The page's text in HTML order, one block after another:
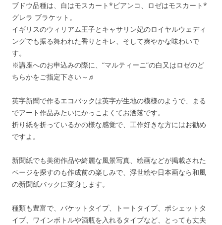
ブドウ品種は、白はモスカート*ビアンコ、ロゼはモスカート*
グレラ ブラケット。
イギリスのウィリアム王子とキャサリン妃のロイヤルウェディ
ングでも振る舞われた香りとキレ、そして爽やかな味わいで
す。
※講座へのお申込みの際に、“マルティーニ”の白又はロゼのど
ちらかをご指定下さい～♬
英字新聞で作るエコバックは英字が生地の模様のようで、まる
でアート作品みたいにかっこよくてお洒落です。
折り紙を折っているかの様な感覚で、工作好きな方にはお勧め
ですよ。
新聞紙でも美術作品や綺麗な風景写真、絵画などが掲載された
ページを探すのも作成前の楽しみで、浮世絵や日本画なら和風
の新聞紙バックに変身します。
種類も豊富で、バケットタイプ、トートタイプ、ポシェットタ
イプ、ワインボトルや酒瓶を入れるタイプなど、とっても丈夫